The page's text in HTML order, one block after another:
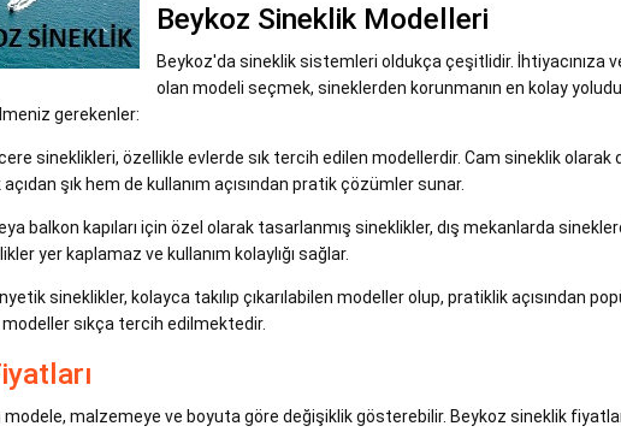
Beykoz Sineklik Modelleri
Beykoz'da sineklik sistemleri oldukça çeşitlidir. İhtiyacınıza
olan modeli seçmek, sineklerden korunmanın en kolay
gerekenler:
sineklikleri, özellikle evlerde sık tercih edilen modellerdir. Cam sineklik olarak
şık hem de kullanım açısından pratik çözümler sunar.
balkon kapıları için özel olarak tasarlanmış sineklikler, dış mekanlarda
yer kaplamaz ve kullanım kolaylığı sağlar.
sineklikler, kolayca takılıp çıkarılabilen modeller olup, pratiklik açısından
sıkça tercih edilmektedir.
malzemeye ve boyuta göre değişiklik gösterebilir. Beykoz sineklik